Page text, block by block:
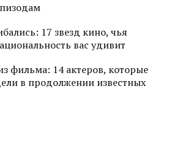
17 звезд кино, чья
вас удивит
фильма: 14 актеров, которые
в продолжении известных